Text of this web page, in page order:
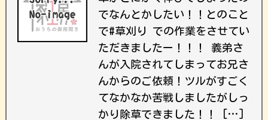
でなんとかしたい！！とのこと
で#草刈り での作業をさせてい
ただきましたー！！！ 義弟さ
んが入院されてしまってお兄さ
んからのご依頼！ツルがすごく
てなかなか苦戦しましたがしっ
かり除草できました！！ […]